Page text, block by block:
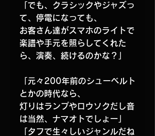
「でも、クラシックやジャズっ
て、停電になっても、
お客さん達がスマホのライトで
楽譜や手元を照らしてくれた
ら、演奏、続けるのかな？」
「元々200年前のシューベルト
とかの時代なら、
灯りはランプやロウソクだし音
は当然、ナマオトでしょー」
「タフで生々しいジャンルだね